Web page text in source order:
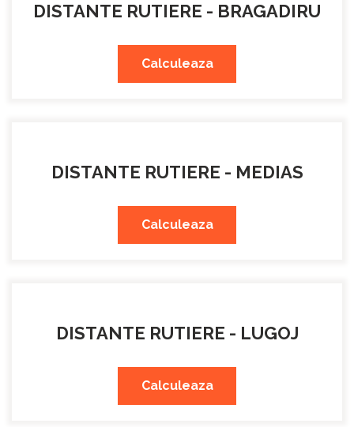
DISTANTE RUTIERE - BRAGADIRU
Calculeaza
DISTANTE RUTIERE - MEDIAS
Calculeaza
DISTANTE RUTIERE - LUGOJ
Calculeaza